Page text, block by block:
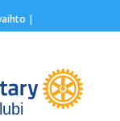
|